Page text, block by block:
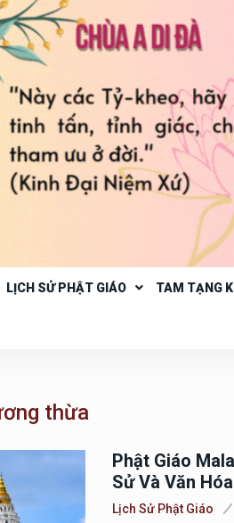
LỊCH SỬ PHẬT GIÁO TAM TẠNG
thừa
Phật Giáo
Sử Và Văn Hóa
Lịch Sử Phật Giáo